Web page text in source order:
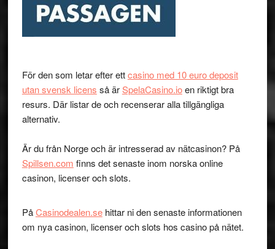
För den som letar efter ettcasino med 10 euro deposit
utan svensk licens så ärSpelaCasino.ioen riktigt bra
resurs. Där listar de och recenserar alla tillgängliga
alternativ.
Är du från Norge och är intresserad av nätcasinon? På
Spillsen.com finns det senaste inom norska online
casinon, licenser och slots.
PåCasinodealen.sehittar ni den senaste informationen
om nya casinon, licenser och slots hos casino på nätet.